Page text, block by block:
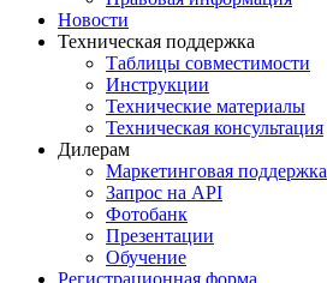
Новости
Техническая поддержка
Таблицы совместимости
Инструкции
Технические материалы
Техническая консультация
Дилерам
Маркетинговая поддержка
Запрос на API
Фотобанк
Презентации
Обучение
Регистрационная форма